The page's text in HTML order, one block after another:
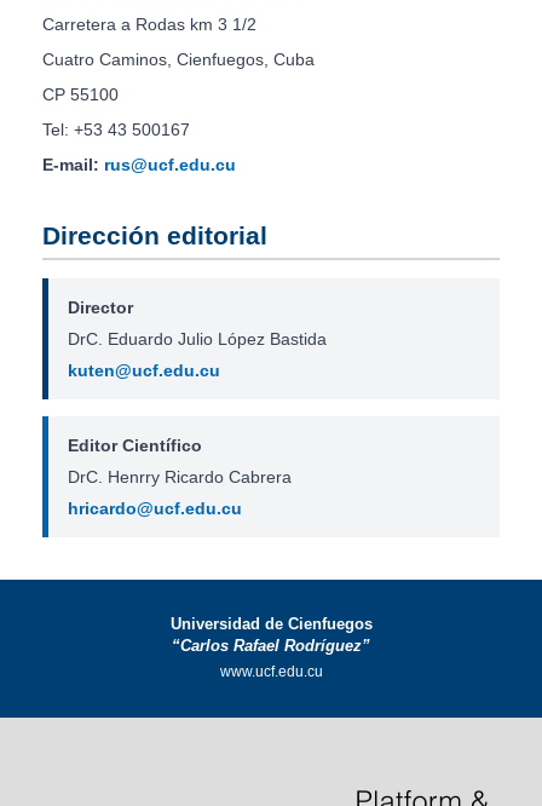
Carretera a Rodas km 3 1/2
Cuatro Caminos, Cienfuegos, Cuba
CP 55100
Tel: +53 43 500167
E-mail: rus@ucf.edu.cu
Dirección editorial
Director
DrC. Eduardo Julio López Bastida
kuten@ucf.edu.cu
Editor Científico
DrC. Henrry Ricardo Cabrera
hricardo@ucf.edu.cu
Universidad de Cienfuegos
“Carlos Rafael Rodríguez”
www.ucf.edu.cu